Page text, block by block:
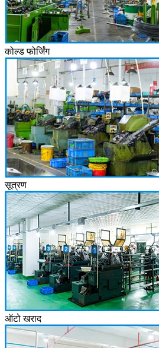
कोल्ड फोर्जिंग
सूत्रण
ऑटो खराद